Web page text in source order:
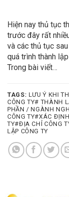
Hiện nay thủ tục
trước đây rất
và các thủ tục
quá trình thành
Trong bài viết…
TAGS: LƯU Ý KHI
CÔNG TY# THÀNH
PHẦN / NGÀNH
CÔNG TY#XÁC
TY#ĐỊA CHỈ CÔNG
LẬP CÔNG TY